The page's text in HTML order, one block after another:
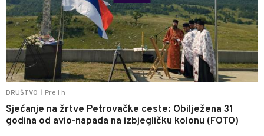
DRUŠTVO Pre 1 h
Sjećanje na žrtve Petrovačke ceste: Obilježena 31
godina od avio-napada na izbjegličku kolonu (FOTO)